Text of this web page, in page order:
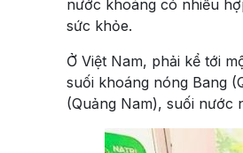
nước khoáng có nhiều
sức khỏe.
Ở Việt Nam, phải kể tới
suối khoáng nóng Bang
(Quảng Nam), suối nước